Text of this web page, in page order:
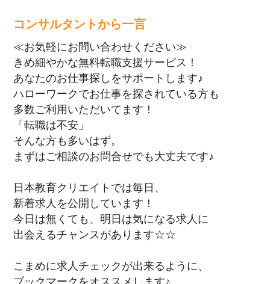
コンサルタントから一言
≪お気軽にお問い合わせください≫
きめ細やかな無料転職支援サービス！
あなたのお仕事探しをサポートします♪
ハローワークでお仕事を探されている方も
多数ご利用いただいてます！
「転職は不安」
そんな方も多いはず。
まずはご相談のお問合せでも大丈夫です♪
日本教育クリエイトでは毎日、
新着求人を公開しています！
今日は無くても、明日は気になる求人に
出会えるチャンスがあります☆☆
こまめに求人チェックが出来るように、
ブックマークをオススメします♪